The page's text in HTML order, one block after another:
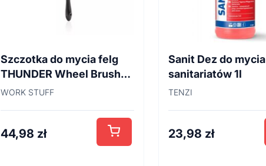
Szczotka do mycia felg
THUNDER Wheel Brush
45cm
WORK STUFF
44,98 zł
Sanit Dez do mycia
sanitariatów 1l
TENZI
23,98 zł